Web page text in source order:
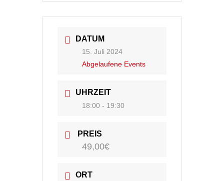
DATUM
15. Juli 2024
Abgelaufene Events
UHRZEIT
18:00 - 19:30
PREIS
49,00€
ORT